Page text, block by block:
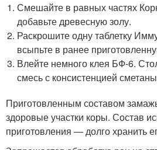
Смешайте в равных частях
добавьте древесную золу.
Раскрошите одну таблетку
всыпьте в ранее
Влейте немного клея БФ-6.
смесь с консистенцией
Приготовленным составом
здоровые участки коры. Состав
приготовления — долго хранить